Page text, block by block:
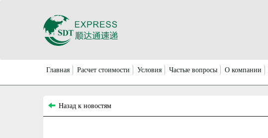
Главная Расчет стоимости Условия Частые вопросы О компании
Назад к новостям